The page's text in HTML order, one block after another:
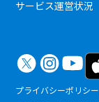
サービス運営状況
プライバシーポリシー